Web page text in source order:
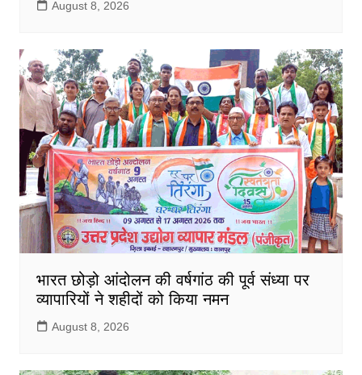
August 8, 2026
भारत छोड़ो आंदोलन की वर्षगांठ की पूर्व संध्या पर
व्यापारियों ने शहीदों को किया नमन
August 8, 2026